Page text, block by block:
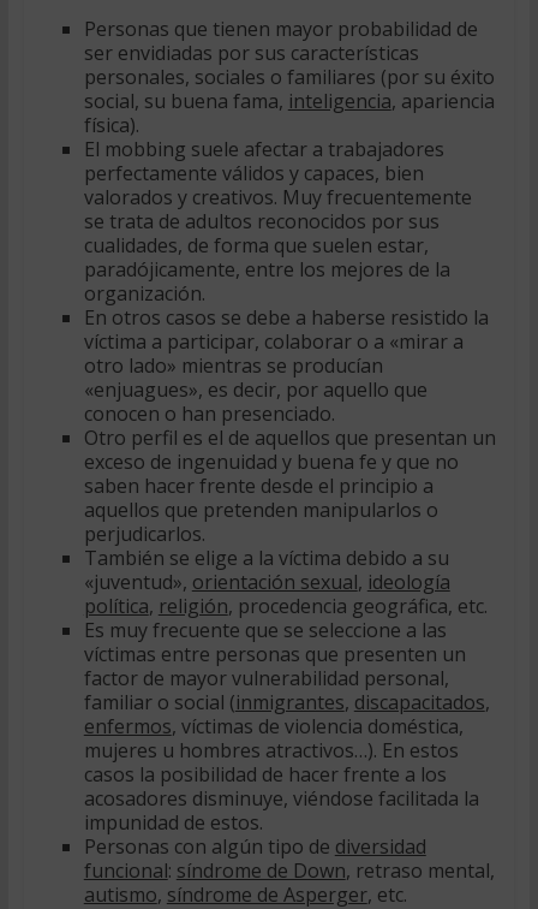
Personas que tienen mayor probabilidad de
ser envidiadas por sus características
personales, sociales o familiares (por su éxito
social, su buena fama, inteligencia, apariencia
física).
El mobbing suele afectar a trabajadores
perfectamente válidos y capaces, bien
valorados y creativos. Muy frecuentemente
se trata de adultos reconocidos por sus
cualidades, de forma que suelen estar,
paradójicamente, entre los mejores de la
organización.
En otros casos se debe a haberse resistido la
víctima a participar, colaborar o a «mirar a
otro lado» mientras se producían
«enjuagues», es decir, por aquello que
conocen o han presenciado.
Otro perfil es el de aquellos que presentan un
exceso de ingenuidad y buena fe y que no
saben hacer frente desde el principio a
aquellos que pretenden manipularlos o
perjudicarlos.
También se elige a la víctima debido a su
«juventud», orientación sexual, ideología
política, religión, procedencia geográfica, etc.
Es muy frecuente que se seleccione a las
víctimas entre personas que presenten un
factor de mayor vulnerabilidad personal,
familiar o social (inmigrantes, discapacitados,
enfermos, víctimas de violencia doméstica,
mujeres u hombres atractivos…). En estos
casos la posibilidad de hacer frente a los
acosadores disminuye, viéndose facilitada la
impunidad de estos.
Personas con algún tipo de diversidad
funcional: síndrome de Down, retraso mental,
autismo, síndrome de Asperger, etc.